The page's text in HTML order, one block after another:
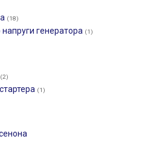
(18)
генератора (1)
(2)
(1)